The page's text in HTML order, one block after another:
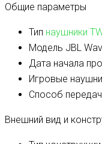
Общие параметры
Тип наушники
Модель JBL
Дата начала
Игровые
Способ
Внешний вид и